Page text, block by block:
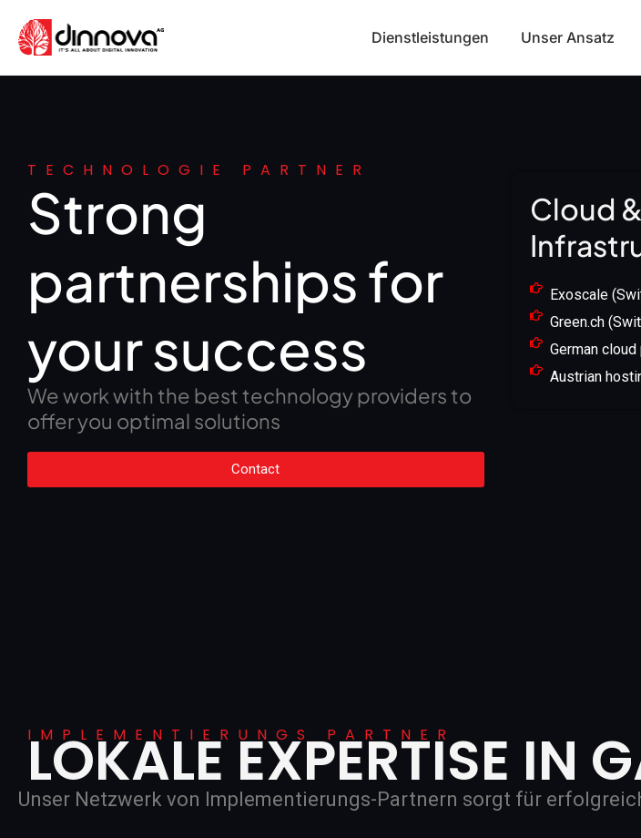
Dienstleistungen Unser Ansatz
TECHNOLOGIE PARTNER
Strong
partnerships for
your success
We work with the best technology providers to
offer you optimal solutions
Contact
Cloud &
Exoscale
Green.ch
German
Austrian
IMPLEMENTIERUNGS PARTNER
LOKALE EXPERTISE IN
Unser Netzwerk von Implementierungs-Partnern sorgt für